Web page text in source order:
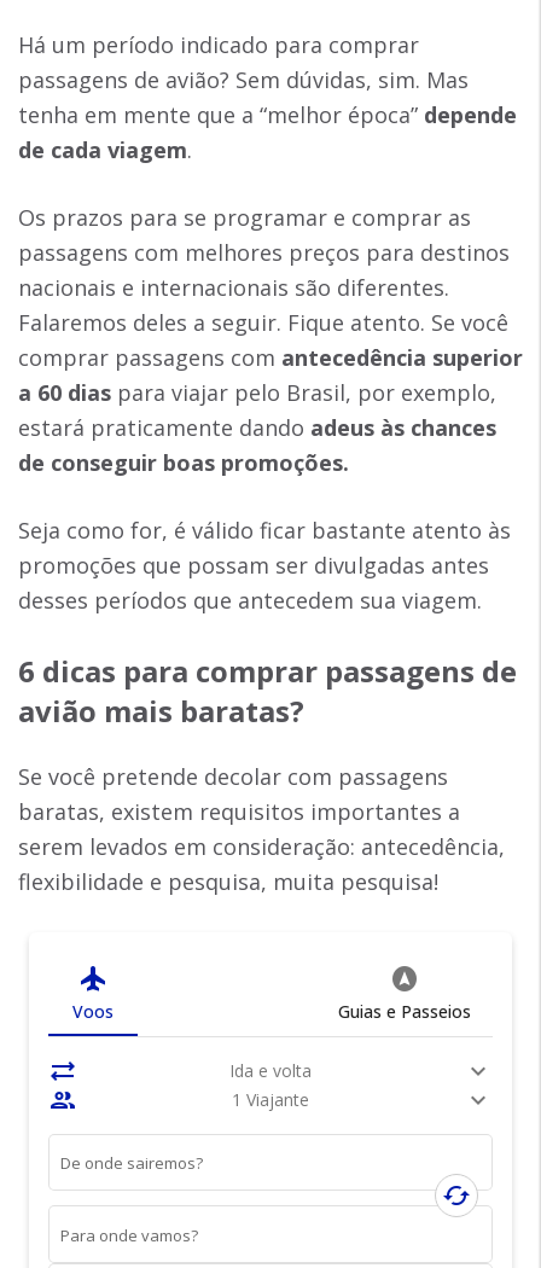
Há um período indicado para comprar
passagens de avião? Sem dúvidas, sim. Mas
tenha em mente que a “melhor época” depende
de cada viagem.
Os prazos para se programar e comprar as
passagens com melhores preços para destinos
nacionais e internacionais são diferentes.
Falaremos deles a seguir. Fique atento. Se você
comprar passagens com antecedência superior
a 60 dias para viajar pelo Brasil, por exemplo,
estará praticamente dando adeus às chances
de conseguir boas promoções.
Seja como for, é válido ficar bastante atento às
promoções que possam ser divulgadas antes
desses períodos que antecedem sua viagem.
6 dicas para comprar passagens de
avião mais baratas?
Se você pretende decolar com passagens
baratas, existem requisitos importantes a
serem levados em consideração: antecedência,
flexibilidade e pesquisa, muita pesquisa!
flight
Voos
assistant_navigation
Guias e Passeios
sync_alt Ida e volta
expand_more
people
1 Viajante expand_more
De onde sairemos?
cached
Para onde vamos?